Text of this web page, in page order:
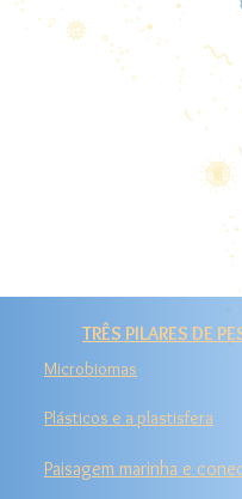
da indústria e setores políticos
comportamento responsável
O projeto concentra-se em
pesquisa: microbiomas,
conectividade da paisagem
Em busca desse objetivo,
especialistas e pioneiros da
Sul e África do Sul com
conhecimento e experiência
Para mais informações, você
pública da proposta AtlantECO
TRÊS PILARES DE
Microbiomas
Plásticos e a plastisfera
Paisagem marinha e